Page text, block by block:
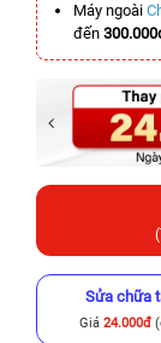
Máy ngoài
đến
Sửa chữa
Giá 24.000đ